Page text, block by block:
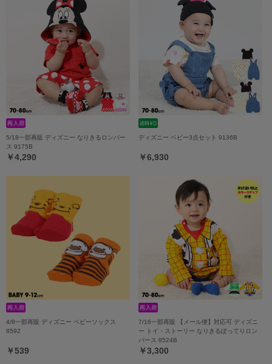
5/18一部再販 ディズニー なりきるロンパー
ス 9175B
￥4,290
ディズニー ベビー3点セット 9136B
￥6,930
4/8一部再販 ディズニー ベビーソックス
8592
￥539
7/16一部再販 【メール便】対応可 ディズニ
ー トイ・ストーリー なりきるぽってりロン
パース 8524B
￥3,300